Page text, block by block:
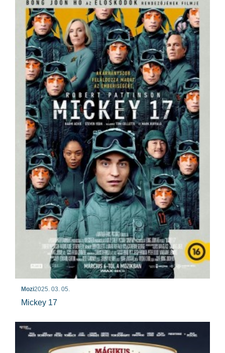
Mozi2025. 03. 05.
Mickey 17